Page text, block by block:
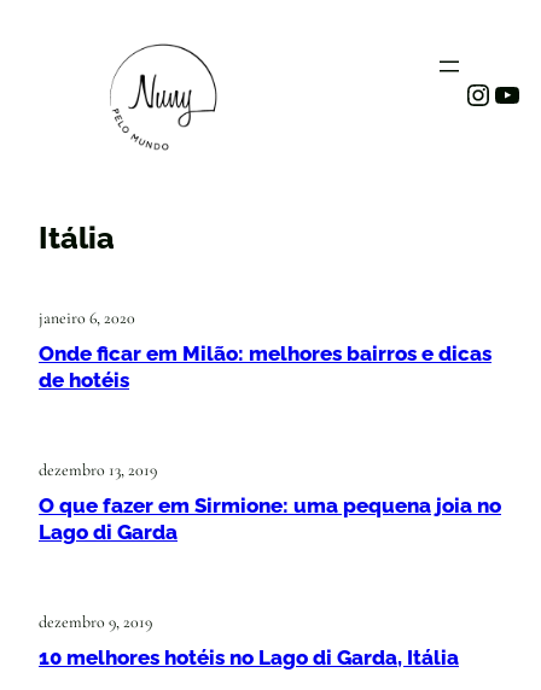
Itália
janeiro 6, 2020
Onde ficar em Milão: melhores bairros e dicas
de hotéis
dezembro 13, 2019
O que fazer em Sirmione: uma pequena joia no
Lago di Garda
dezembro 9, 2019
10 melhores hotéis no Lago di Garda, Itália